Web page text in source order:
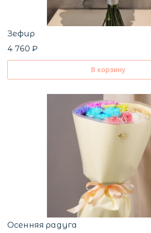
Зефир
4 760 ₽
В корзину
Осенняя радуга